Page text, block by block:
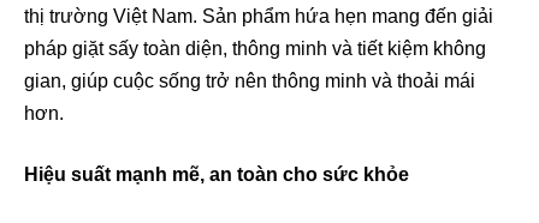
thị trường Việt Nam. Sản phẩm hứa hẹn mang đến giải
pháp giặt sấy toàn diện, thông minh và tiết kiệm không
gian, giúp cuộc sống trở nên thông minh và thoải mái
hơn.
Hiệu suất mạnh mẽ, an toàn cho sức khỏe